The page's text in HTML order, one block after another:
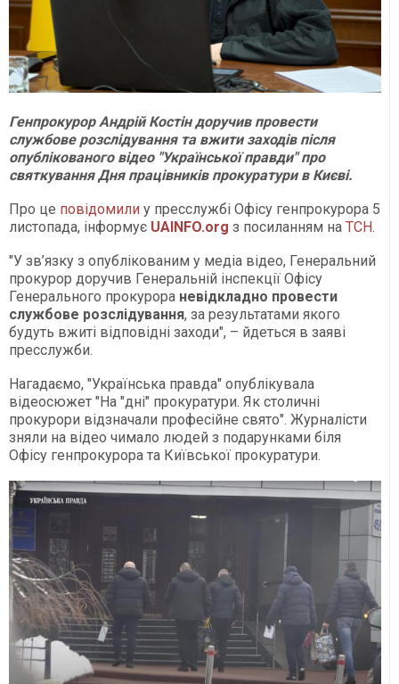
Генпрокурор Андрій Костін доручив провести
службове розслідування та вжити заходів після
опублікованого відео "Української правди" про
святкування Дня працівників прокуратури в Києві.
Про це повідомили у пресслужбі Офісу генпрокурора 5
листопада, інформує UAINFO.org з посиланням на ТСН.
"У зв’язку з опублікованим у медіа відео, Генеральний
прокурор доручив Генеральній інспекції Офісу
Генерального прокурора невідкладно провести
службове розслідування, за результатами якого
будуть вжиті відповідні заходи", – йдеться в заяві
пресслужби.
Нагадаємо, "Українська правда" опублікувала
відеосюжет "На "дні" прокуратури. Як столичні
прокурори відзначали професійне свято". Журналісти
зняли на відео чимало людей з подарунками біля
Офісу генпрокурора та Київської прокуратури.